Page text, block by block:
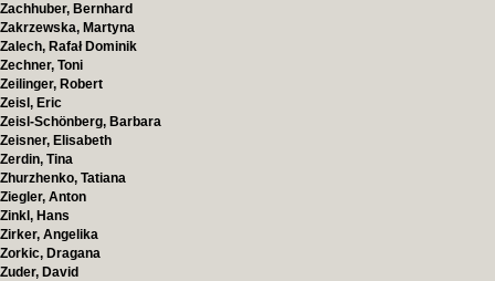
Zachhuber, Bernhard
Zakrzewska, Martyna
Zalech, Rafał Dominik
Zechner, Toni
Zeilinger, Robert
Zeisl, Eric
Zeisl-Schönberg, Barbara
Zeisner, Elisabeth
Zerdin, Tina
Zhurzhenko, Tatiana
Ziegler, Anton
Zinkl, Hans
Zirker, Angelika
Zorkic, Dragana
Zuder, David